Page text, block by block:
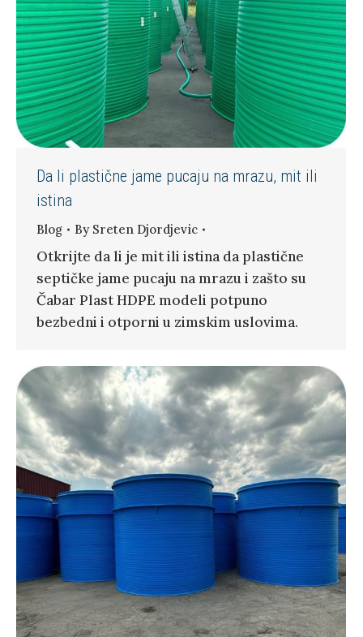
Da li plastične jame pucaju na mrazu, mit ili
istina
Blog By Sreten Djordjevic
Otkrijte da li je mit ili istina da plastične
septičke jame pucaju na mrazu i zašto su
Čabar Plast HDPE modeli potpuno
bezbedni i otporni u zimskim uslovima.